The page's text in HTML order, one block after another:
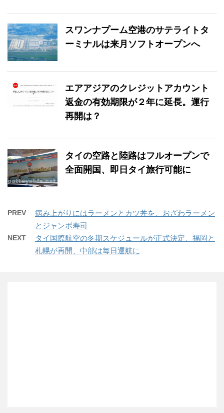
スワンナプーム空港のサテライトタ
ーミナルは来月ソフトオープンへ
エアアジアのクレジットアカウント
返金の有効期限が２年に延長。運行
再開は？
タイの空路と陸路はフルオープンで
全面開国、即日タイ旅行可能に
PREV
病み上がりにはラーメンとカツ丼を、おざわラーメン
とジャンボ寿司
NEXT
タイ国際航空の冬期スケジュールが正式決定、福岡と
札幌が再開、中部は毎日運航に